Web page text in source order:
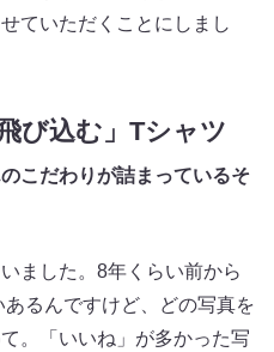
ていただくことにしまし
び込む」Tシャツ
こだわりが詰まっているそ
ました。8年くらい前から
るんですけど、どの写真を
。「いいね」が多かった写